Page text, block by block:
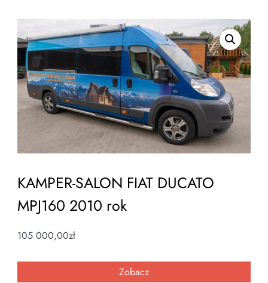
KAMPER-SALON FIAT DUCATO
MPJ160 2010 rok
105 000,00zł
Zobacz